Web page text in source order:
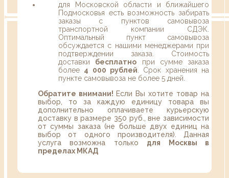
для Московской области и ближайшего
Подмосковья есть возможность забирать
заказы с пунктов самовывоза
транспортной компании СДЭК.
Оптимальный пункт самовывоза
обсуждается с нашими менеджерами при
подтверждении заказа. Стоимость
доставки бесплатно при сумме заказа
более 4 000 рублей . Срок хранения на
пункте самовывоза не более 5 дней.
Обратите внимани! Если Вы хотите товар на
выбор, то за каждую единицу товара вы
дополнительно оплачиваете курьерскую
доставку в размере 350 руб., вне зависимости
от суммы заказа (не больше двух единиц на
выбор от одного производителя). Данная
услуга возможна только для Москвы в
пределах МКАД